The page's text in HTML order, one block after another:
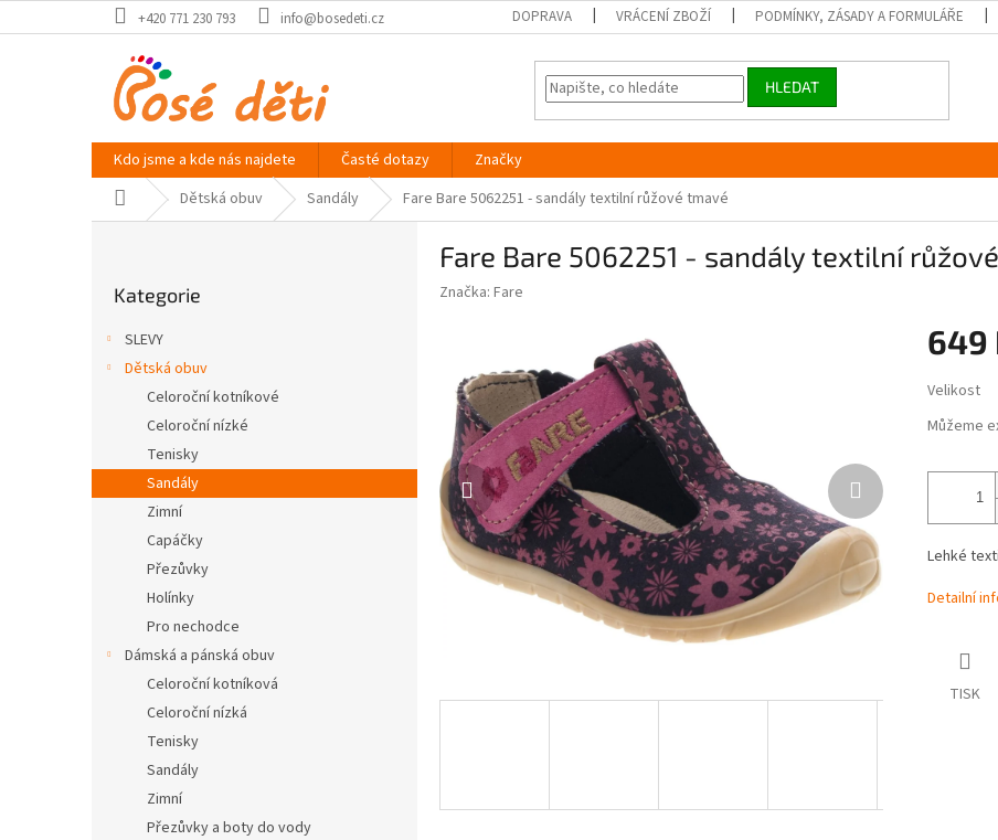
na
+420 771 230 793 info@bosedeti.cz DOPRAVA VRÁCENÍ ZBOŽÍ PODMÍNKY, ZÁSADY A FORMULÁŘE
HLEDAT
Kdo jsme a kde nás najdete Časté dotazy
Značky
Domů Dětská obuv Sandály Fare Bare 5062251 - sandály textilní růžové tmavé
a
n
kategorie
Kategorie
SLEVY
Dětská obuv
Celoroční kotníkové
Celoroční nízké
Tenisky
Sandály
Zimní
Capáčky
Přezůvky
Holínky
Pro nechodce
Dámská a pánská obuv
Celoroční kotníková
Celoroční nízká
Tenisky
Sandály
Zimní
Přezůvky a boty do vody
Fare Bare 5062251 - sandály textilní
Značka: Fare
649
cena:
Velikost
Můžeme
Lehké
Detailní
TISK